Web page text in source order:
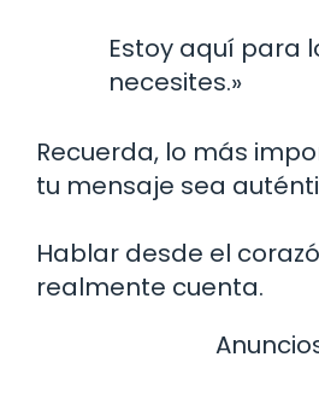
Estoy aquí para
necesites.»
Recuerda, lo más
tu mensaje sea
Hablar desde el
realmente cuenta.